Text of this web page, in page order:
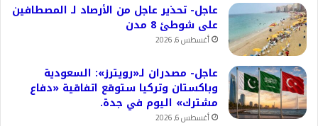
عاجل- تحذير عاجل من الأرصاد لـ المصطافين
على شوطئ 8 مدن
أغسطس 6, 2026
عاجل- مصدران لـ«رويترز»: السعودية
وباكستان وتركيا ستوقع اتفاقية «دفاع
مشترك» اليوم في جدة.
أغسطس 6, 2026